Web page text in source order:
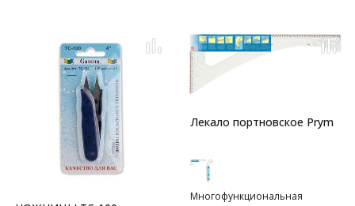
Лекало портновское Prym
Многофункциональная